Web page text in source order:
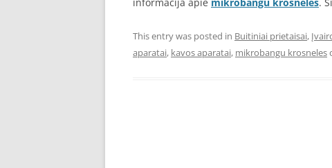
This entry was posted in Buitiniai prietaisai,
aparatai, kavos aparatai, mikrobangu krosneles